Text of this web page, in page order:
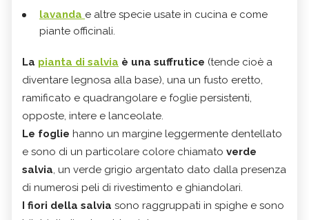
lavanda e altre specie usate in cucina e come
piante officinali.
La pianta di salvia è una suffrutice (tende cioè a
diventare legnosa alla base), una un fusto eretto,
ramificato e quadrangolare e foglie persistenti,
opposte, intere e lanceolate.
Le foglie hanno un margine leggermente dentellato
e sono di un particolare colore chiamato verde
salvia, un verde grigio argentato dato dalla presenza
di numerosi peli di rivestimento e ghiandolari.
I fiori della salvia sono raggruppati in spighe e sono